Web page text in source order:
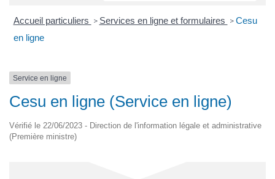
Accueil particuliers > Services en ligne et formulaires > Cesu
en ligne
Service en ligne
Cesu en ligne (Service en ligne)
Vérifié le 22/06/2023 - Direction de l'information légale et administrative
(Première ministre)